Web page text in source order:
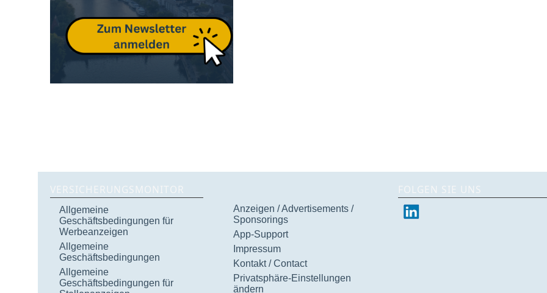
VERSICHERUNGSMONITOR
Allgemeine
Geschäftsbedingungen für
Werbeanzeigen
Allgemeine
Geschäftsbedingungen
Allgemeine
Geschäftsbedingungen für
Anzeigen / Advertisements /
Sponsorings
App-Support
Impressum
Kontakt / Contact
Privatsphäre-Einstellungen
ändern
FOLGEN SIE UNS